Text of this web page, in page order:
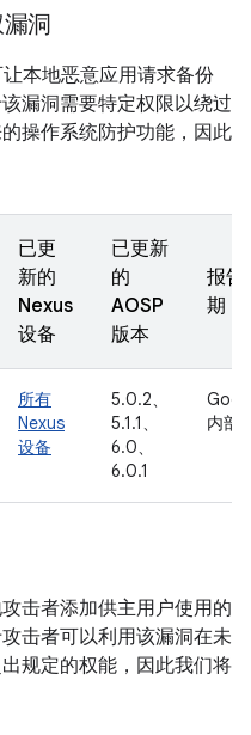
洞
本地恶意应用请求备份
漏洞需要特定权限以绕过
操作系统防护功能，因此
已更
新的
Nexus
设备
已更新
的
AOSP
版本
报告
期
所有
Nexus
设备
5.0.2、
5.1.1、
6.0、
6.0.1
内部
击者添加供主用户使用的
击者可以利用该漏洞在未
规定的权能，因此我们将